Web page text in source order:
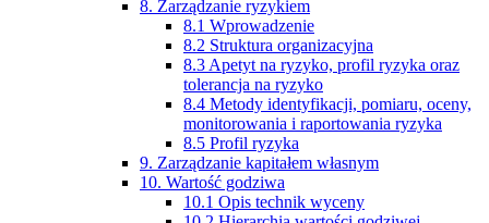
8. Zarządzanie ryzykiem
8.1 Wprowadzenie
8.2 Struktura organizacyjna
8.3 Apetyt na ryzyko, profil ryzyka oraz
tolerancja na ryzyko
8.4 Metody identyfikacji, pomiaru, oceny,
monitorowania i raportowania ryzyka
8.5 Profil ryzyka
9. Zarządzanie kapitałem własnym
10. Wartość godziwa
10.1 Opis technik wyceny